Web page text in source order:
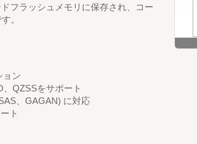
フラッシュメモリに保存され、コー
。
ョン
QZSSをサポート
、GAGAN) に対応
ト